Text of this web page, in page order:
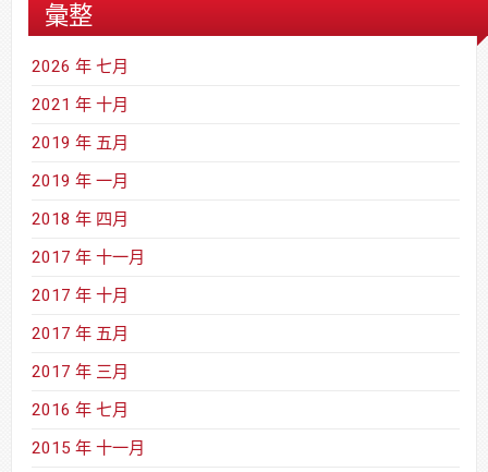
彙整
2026 年 七月
2021 年 十月
2019 年 五月
2019 年 一月
2018 年 四月
2017 年 十一月
2017 年 十月
2017 年 五月
2017 年 三月
2016 年 七月
2015 年 十一月